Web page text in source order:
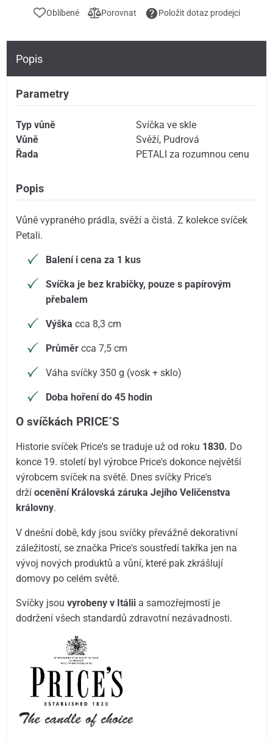
Oblíbené Porovnat Položit dotaz prodejci
Popis
Parametry
Typ vůně
Svíčka ve skle
Vůně
Svěží, Pudrová
Řada
PETALI za rozumnou cenu
Popis
Vůně vypraného prádla, svěží a čistá. Z kolekce svíček
Petali.
Balení i cena za 1 kus
Svíčka je bez krabičky, pouze s papírovým
přebalem
Výška cca 8,3 cm
Průměr cca 7,5 cm
Váha svíčky 350 g (vosk + sklo)
Doba hoření do 45 hodin
O svíčkách PRICE´S
Historie svíček Price's se traduje už od roku 1830. Do
konce 19. století byl výrobce Price's dokonce největší
výrobcem svíček na světě. Dnes svíčky Price's
držíocenění Královská záruka Jejího Veličenstva
královny.
V dnešní době, kdy jsou svíčky převážně dekorativní
záležitostí, se značka Price's soustředí takřka jen na
vývoj nových produktů a vůní, které pak zkrášlují
domovy po celém světě.
Svíčky jsouvyrobeny v Itálii a samozřejmostí je
dodržení všech standardů zdravotní nezávadnosti.